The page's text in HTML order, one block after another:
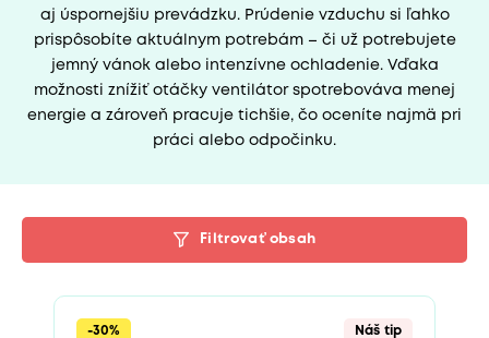
aj úspornejšiu prevádzku. Prúdenie vzduchu si ľahko
prispôsobíte aktuálnym potrebám – či už potrebujete
jemný vánok alebo intenzívne ochladenie. Vďaka
možnosti znížiť otáčky ventilátor spotrebováva menej
energie a zároveň pracuje tichšie, čo oceníte najmä pri
práci alebo odpočinku.
Filtrovať obsah
-30% Náš tip